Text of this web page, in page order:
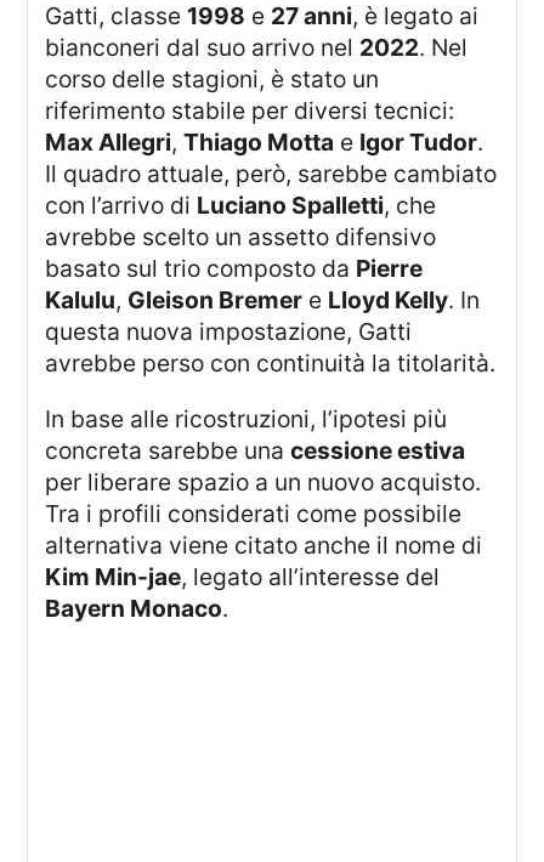
Gatti, classe 1998 e 27 anni, è legato ai
bianconeri dal suo arrivo nel 2022. Nel
corso delle stagioni, è stato un
riferimento stabile per diversi tecnici:
Max Allegri,Thiago Motta e Igor Tudor.
Il quadro attuale, però, sarebbe cambiato
con l’arrivo di Luciano Spalletti, che
avrebbe scelto un assetto difensivo
basato sul trio composto da Pierre
Kalulu, Gleison Bremer e Lloyd Kelly. In
questa nuova impostazione, Gatti
avrebbe perso con continuità la titolarità.
In base alle ricostruzioni, l’ipotesi più
concreta sarebbe unacessione estiva
per liberare spazio a un nuovo acquisto.
Tra i profili considerati come possibile
alternativa viene citato anche il nome di
Kim Min-jae, legato all’interesse del
Bayern Monaco.